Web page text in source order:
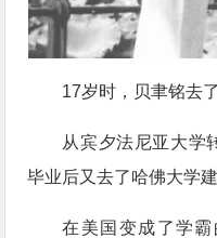
17岁时，贝聿铭去
从宾夕法尼亚大学
毕业后又去了哈佛大学建
在美国变成了学霸